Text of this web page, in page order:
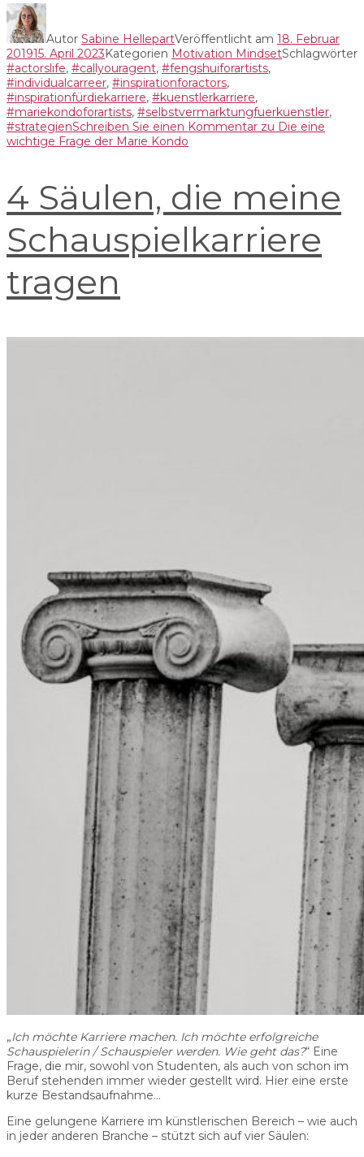
Autor Sabine HellepartVeröffentlicht am 18. Februar
201915. April 2023Kategorien Motivation MindsetSchlagwörter
#actorslife, #callyouragent, #fengshuiforartists,
#individualcarreer, #inspirationforactors,
#inspirationfürdiekarriere, #kuenstlerkarriere,
#mariekondoforartists, #selbstvermarktungfuerkuenstler,
#strategienSchreiben Sie einen Kommentar zu Die eine
wichtige Frage der Marie Kondo
4 Säulen, die meine
Schauspielkarriere
tragen
„Ich möchte Karriere machen. Ich möchte erfolgreiche
Schauspielerin / Schauspieler werden. Wie geht das?“ Eine
Frage, die mir, sowohl von Studenten, als auch von schon im
Beruf stehenden immer wieder gestellt wird. Hier eine erste
kurze Bestandsaufnahme…
Eine gelungene Karriere im künstlerischen Bereich – wie auch
in jeder anderen Branche – stützt sich auf vier Säulen: